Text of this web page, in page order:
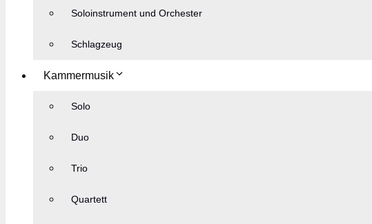
Soloinstrument und Orchester
Schlagzeug
Kammermusik
Solo
Duo
Trio
Quartett